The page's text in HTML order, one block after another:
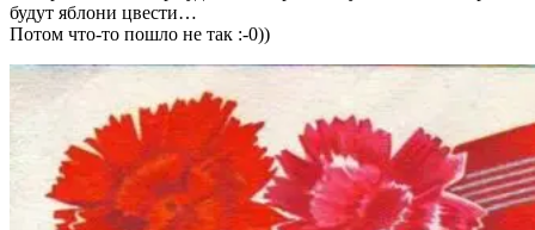
будут яблони цвести…
Потом что-то пошло не так :-0))